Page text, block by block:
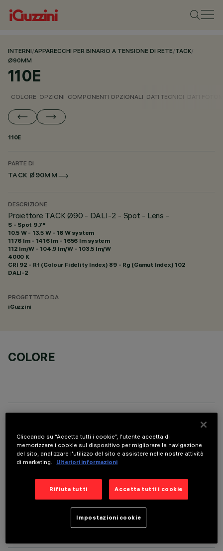
INTERNI/APPARECCHI PER BINARIO A TENSIONE DI RETE/TACK/
Ø90MM
110E
COLORE OPZIONI COMPONENTI OPZIONALI DATI TECNICI DATI
110E
PARTE DI
TACK Ø90MM
DESCRIZIONE
Proiettore TACK Ø90 - DALI-2 - Spot - Lens -
S - Spot 9.7°
10.5 W - 13.5 W - 16 W system
1176 lm - 1416 lm - 1656 lm system
112 lm/W - 104.9 lm/W - 103.5 lm/W
4000 K
CRI 92 - Rf (Colour Fidelity Index) 89 - Rg (Gamut Index) 102
DALI-2
PROGETTATO DA
iGuzzini
COLORE
COMPONENTI OPZIONALI
Cliccando su “Accetta tutti i cookie”, l'utente accetta di
memorizzare i cookie sul dispositivo per migliorare la navigazione
del sito, analizzare l'utilizzo del sito e assistere nelle nostre attività
di marketing.
Ulteriori informazioni
Rifiuta tutti Accetta tutti i cookie
Impostazioni cookie